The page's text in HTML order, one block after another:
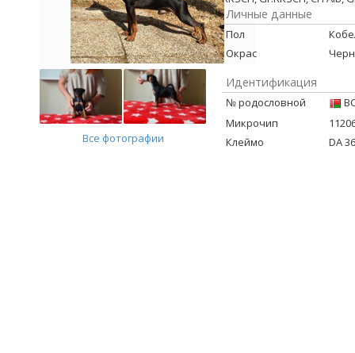
Все фотографии
Личные данные
Пол
Окрас
Идентификация
№ родословной
Микрочип
Клеймо
DA